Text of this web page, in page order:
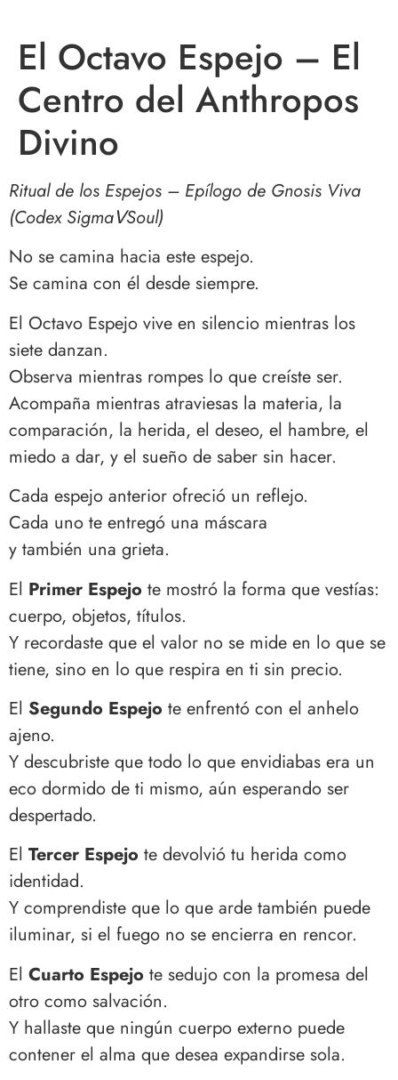
El Octavo Espejo – El
Centro del Anthropos
Divino
Ritual de los Espejos – Epílogo de Gnosis Viva
(Codex SigmaⅤSoul)
No se camina hacia este espejo.
Se camina con él desde siempre.
El Octavo Espejo vive en silencio mientras los
siete danzan.
Observa mientras rompes lo que creíste ser.
Acompaña mientras atraviesas la materia, la
comparación, la herida, el deseo, el hambre, el
miedo a dar, y el sueño de saber sin hacer.
Cada espejo anterior ofreció un reflejo.
Cada uno te entregó una máscara
y también una grieta.
El Primer Espejo te mostró la forma que vestías:
cuerpo, objetos, títulos.
Y recordaste que el valor no se mide en lo que se
tiene, sino en lo que respira en ti sin precio.
El Segundo Espejo te enfrentó con el anhelo
ajeno.
Y descubriste que todo lo que envidiabas era un
eco dormido de ti mismo, aún esperando ser
despertado.
El Tercer Espejo te devolvió tu herida como
identidad.
Y comprendiste que lo que arde también puede
iluminar, si el fuego no se encierra en rencor.
El Cuarto Espejo te sedujo con la promesa del
otro como salvación.
Y hallaste que ningún cuerpo externo puede
contener el alma que desea expandirse sola.